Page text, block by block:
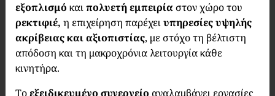
εξοπλισμό καιπολυετή εμπειρίαστον χώρο του
ρεκτιφιέ, η επιχείρηση παρέχειυπηρεσίες υψηλής
ακρίβειας και αξιοπιστίας, με στόχο τη βέλτιστη
απόδοση και τη μακροχρόνια λειτουργία κάθε
κινητήρα.
Τοεξειδικευμένο συνεργείο αναλαμβάνει εργασίες